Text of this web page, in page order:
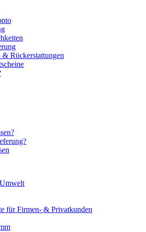
& Rückerstattungen
für Firmen- & Privatkunden